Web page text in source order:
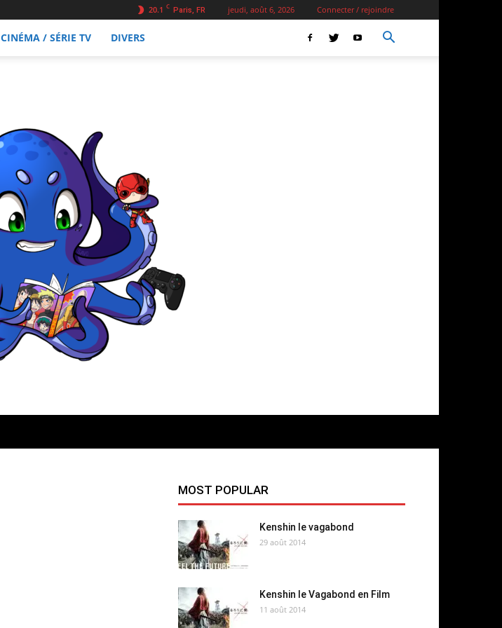
20.1 C Paris, FR jeudi, août 6, 2026 Connecter / rejoindre
CINÉMA / SÉRIE TV DIVERS
MOST POPULAR
Kenshin le vagabond
29 août 2014
Kenshin le Vagabond en Film
11 août 2014